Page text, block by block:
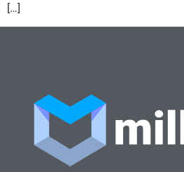
[…]